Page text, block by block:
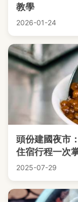
教學
2026-01-24
頭份建國夜市
住宿行程一次
2025-07-29